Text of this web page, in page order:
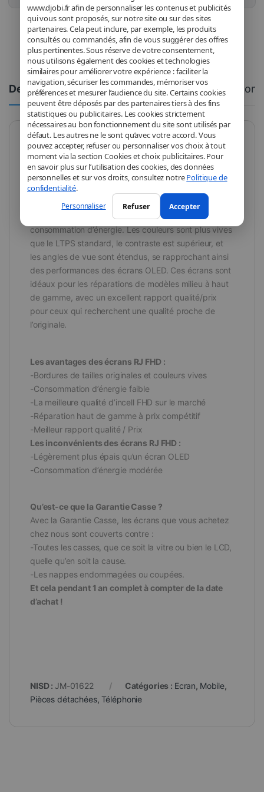
www.djobi.fr afin de personnaliser les contenus et publicités
qui vous sont proposés, sur notre site ou sur des sites
partenaires. Cela peut inclure, par exemple, les produits
consultés ou commandés, afin de vous suggérer des offres
plus pertinentes. Sous réserve de votre consentement,
nous utilisons également des cookies et technologies
similaires pour améliorer votre expérience : faciliter la
navigation, sécuriser les commandes, mémoriser vos
préférences et mesurer l’audience du site. Certains cookies
peuvent être déposés par des partenaires tiers à des fins
statistiques ou publicitaires. Les cookies strictement
nécessaires au bon fonctionnement du site sont utilisés par
défaut. Les autres ne le sont qu’avec votre accord. Vous
pouvez accepter, refuser ou personnaliser vos choix à tout
moment via la section Cookies et choix publicitaires. Pour
en savoir plus sur l’utilisation des cookies, des données
personnelles et sur vos droits, consultez notrePolitique de
confidentialité.
Personnaliser Refuser Accepter
Description Spécifications
RJ FHD
Les écrans RJ FHD sont la version la plus qualitative
parmi les technologies LCD FHD. Grâce à leur
résolution élevée et leur efficacité énergétique
optimisée, ils offrent une image lumineuse et précise
qu’un In-Cell LTPS standard, tout en réduisant la
consommation d’énergie. Les couleurs sont plus vives
que le LTPS standard, le contraste est supérieur, et
les angles de vue sont étendus, se rapprochant ainsi
des performances des écrans OLED. Ces écrans sont
idéaux pour les réparations de modèles milieu à haut
de gamme, avec un excellent rapport qualité/prix
pour ceux qui recherchent une qualité proche de
l’originale.
Les avantages des écrans RJ FHD :
-Bordures de tailles originales et couleurs vives
-Consommation d’énergie faible
-La meilleure qualité d’incell FHD sur le marché
-Réparation haut de gamme à prix compétitif
-Meilleur rapport qualité / Prix
Les inconvénients des écrans RJ FHD :
-Légèrement plus épais qu’un écran OLED
-Consommation d’énergie modérée
Qu’est-ce que la Garantie Casse ?
Avec la Garantie Casse, les écrans que vous achetez
chez nous sont couverts contre :
-Toutes les casses, que ce soit la vitre ou bien le LCD,
quelle qu’en soit la cause.
-Les nappes endommagées ou coupées.
Et cela pendant 1 an complet à compter de la date
d’achat !
NISD : JM-01622 Catégories : Ecran, Mobile,
Pièces détachées, Téléphonie